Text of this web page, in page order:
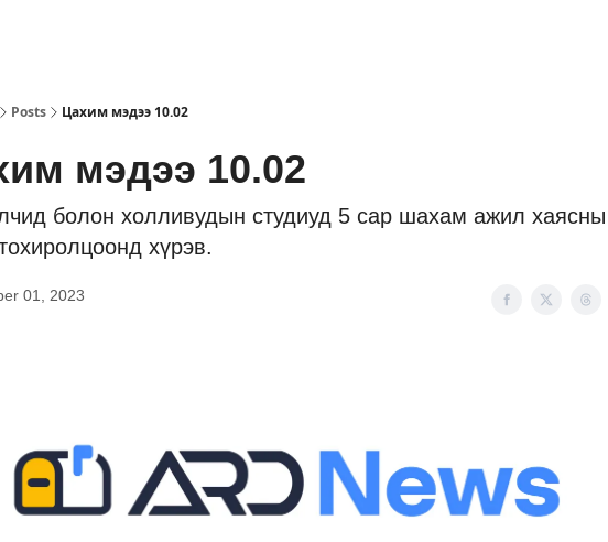
Posts Цахим мэдээ 10.02
мэдээ 10.02
болон холливудын студиуд 5 сар шахам ажил хаясны
хүрэв.
01, 2023